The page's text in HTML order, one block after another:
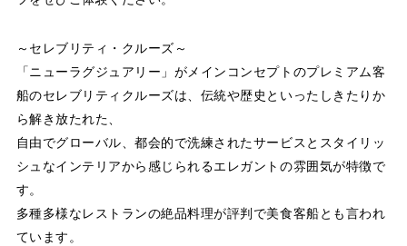
～セレブリティ・クルーズ～
「ニューラグジュアリー」がメインコンセプトのプレミアム客
船のセレブリティクルーズは、伝統や歴史といったしきたりか
ら解き放たれた、
自由でグローバル、都会的で洗練されたサービスとスタイリッ
シュなインテリアから感じられるエレガントの雰囲気が特徴で
す。
多種多様なレストランの絶品料理が評判で美食客船とも言われ
ています。